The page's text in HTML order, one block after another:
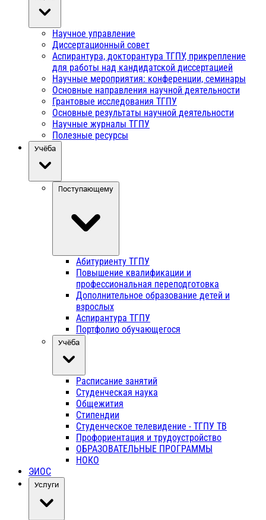
Научное управление
Диссертационный совет
Аспирантура, докторантура ТГПУ, прикрепление
для работы над кандидатской диссертацией
Научные мероприятия: конференции, семинары
Основные направления научной деятельности
Грантовые исследования ТГПУ
Основные результаты научной деятельности
Научные журналы ТГПУ
Полезные ресурсы
Учёба
Поступающему
Абитуриенту ТГПУ
Повышение квалификации и
профессиональная переподготовка
Дополнительное образование детей и
взрослых
Аспирантура ТГПУ
Портфолио обучающегося
Учёба
Расписание занятий
Студенческая наука
Общежития
Стипендии
Студенческое телевидение - ТГПУ ТВ
Профориентация и трудоустройство
ОБРАЗОВАТЕЛЬНЫЕ ПРОГРАММЫ
НОКО
ЭИОС
Услуги